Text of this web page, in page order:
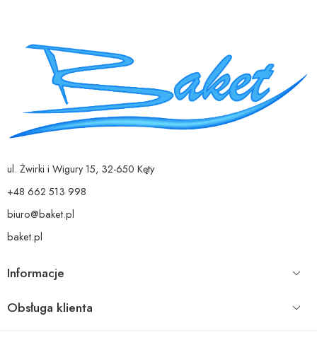
ul. Żwirki i Wigury 15, 32-650 Kęty
+48 662 513 998
biuro@baket.pl
baket.pl
Informacje
Obsługa klienta